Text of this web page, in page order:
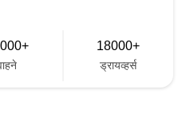
18000+
ड्रायव्हर्स